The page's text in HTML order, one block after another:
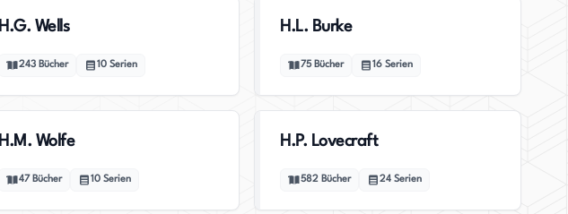
H.G. Wells
243 Bücher 10 Serien
H.L. Burke
75 Bücher 16 Serien
H.M. Wolfe
47 Bücher 10 Serien
H.P. Lovecraft
582 Bücher 24 Serien